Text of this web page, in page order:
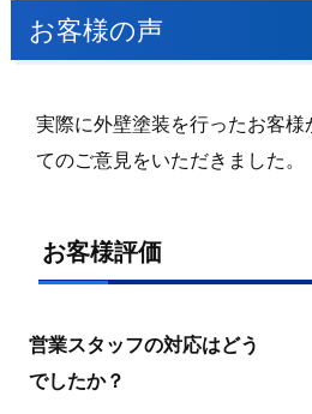
お客様の声
実際に外壁塗装を行ったお客様
てのご意見をいただきました。
お客様評価
営業スタッフの対応はどう
でしたか？